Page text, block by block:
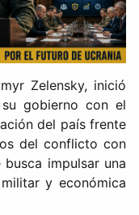
Zelensky, inició
gobierno con el
del país frente
del conflicto con
impulsar una
y económica